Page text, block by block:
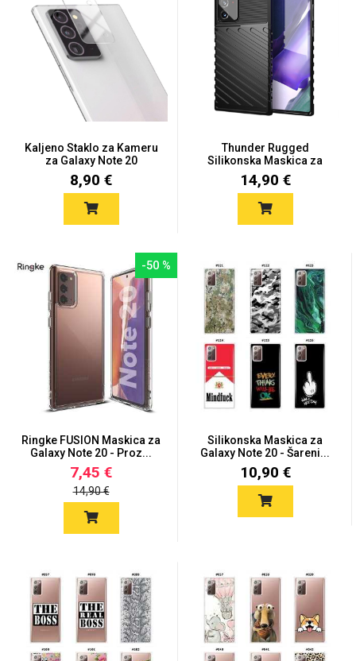
Kaljeno Staklo za Kameru
za Galaxy Note 20
8,90 €
Thunder Rugged
Silikonska Maskica za
Galaxy No...
14,90 €
-50 %
Ringke FUSION Maskica za
Galaxy Note 20 - Proz...
7,45 €
14,90 €
Silikonska Maskica za
Galaxy Note 20 - Šareni...
10,90 €
Mix